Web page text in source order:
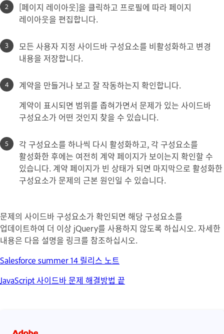
[페이지 레이아웃]을 클릭하고 프로필에 따라 페이지
레이아웃을 편집합니다.
모든 사용자 지정 사이드바 구성요소를 비활성화하고 변경
내용을 저장합니다.
계약을 만들거나 보고 잘 작동하는지 확인합니다.
계약이 표시되면 범위를 좁혀가면서 문제가 있는 사이드바
구성요소가 어떤 것인지 찾을 수 있습니다.
각 구성요소를 하나씩 다시 활성화하고, 각 구성요소를
활성화한 후에는 여전히 계약 페이지가 보이는지 확인할 수
있습니다. 계약 페이지가 빈 상태가 되면 마지막으로 활성화한
구성요소가 문제의 근본 원인일 수 있습니다.
문제의 사이드바 구성요소가 확인되면 해당 구성요소를
업데이트하여 더 이상 jQuery를 사용하지 않도록 하십시오. 자세한
내용은 다음 설명을 링크를 참조하십시오.
Salesforce summer 14 릴리스 노트
JavaScript 사이드바 문제 해결방법 끝